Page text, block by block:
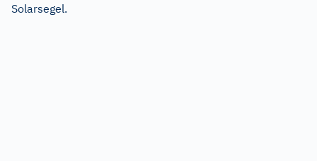
Solarsegel.